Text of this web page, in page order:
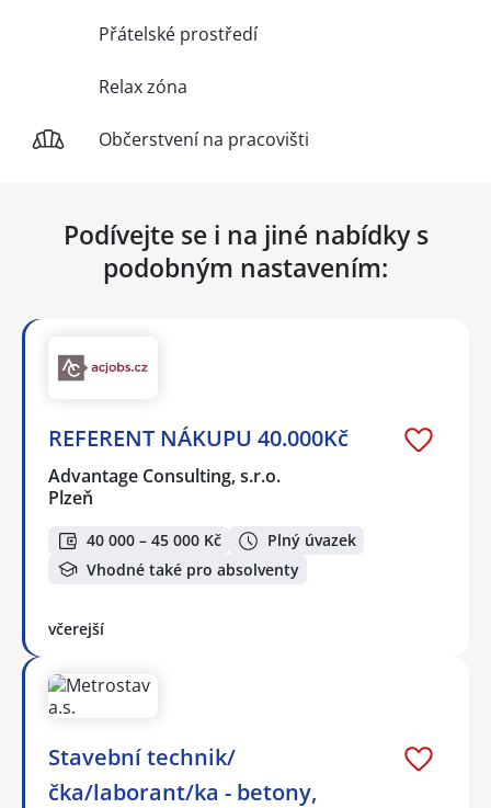
Přátelské prostředí
Relax zóna
Občerstvení na pracovišti
Podívejte se i na jiné nabídky s
podobným nastavením:
REFERENT NÁKUPU 40.000Kč
Advantage Consulting, s.r.o.
Plzeň
40 000 – 45 000 Kč
Plný úvazek
Vhodné také pro absolventy
včerejší
Stavební technik/
čka/laborant/ka - betony,